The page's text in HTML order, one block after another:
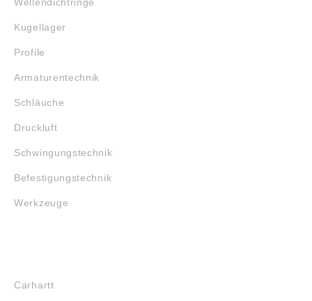
Kugellager
Profile
Armaturentechnik
Schläuche
Druckluft
Schwingungstechnik
Befestigungstechnik
Werkzeuge
Carhartt